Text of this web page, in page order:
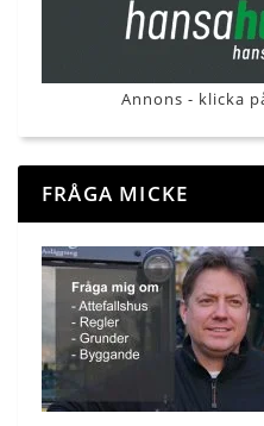
Annons - klicka
FRÅGA MICKE